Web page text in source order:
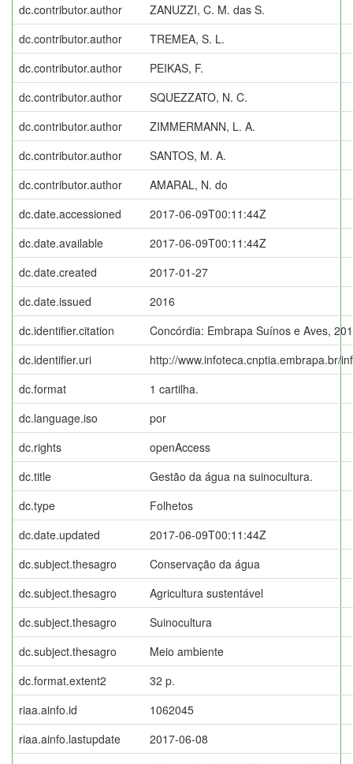
dc.contributor.author
ZANUZZI, C. M. das S.
dc.contributor.author
TREMEA, S. L.
dc.contributor.author
PEIKAS, F.
dc.contributor.author
SQUEZZATO, N. C.
dc.contributor.author
ZIMMERMANN, L. A.
dc.contributor.author
SANTOS, M. A.
dc.contributor.author
AMARAL, N. do
dc.date.accessioned
2017-06-09T00:11:44Z
dc.date.available
2017-06-09T00:11:44Z
dc.date.created
2017-01-27
dc.date.issued
2016
dc.identifier.citation
Concórdia: Embrapa Suínos e Aves,
dc.identifier.uri
http://www.infoteca.cnptia.embrapa.br/
dc.format
1 cartilha.
dc.language.iso
por
dc.rights
openAccess
dc.title
Gestão da água na suinocultura.
dc.type
Folhetos
dc.date.updated
2017-06-09T00:11:44Z
dc.subject.thesagro
Conservação da água
dc.subject.thesagro
Agricultura sustentável
dc.subject.thesagro
Suinocultura
dc.subject.thesagro
Meio ambiente
dc.format.extent2
32 p.
riaa.ainfo.id
1062045
riaa.ainfo.lastupdate
2017-06-08